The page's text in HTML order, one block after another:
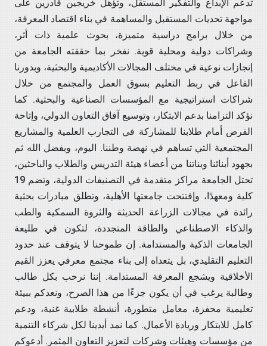
تدعم الإبداع والتفكير المستقل، وتؤهل خريجين قادرين على
مواجهة تحديات المستقبل والمساهمة في بناء اقتصاد المعرفة،
من خلال برامج دراسية متميزة، بحوث علمية ذات أثر،
وشراكات دولية ومحلية قوية. نفخر بما حققته الجامعة من
إنجازات نوعية في مختلف المجالات الأكاديمية والبحثية، وبدورنا
الفاعل في ربط التعليم بسوق العمل والمجتمع من خلال
شراكات استراتيجية مع المؤسسات الصناعية والبحثية. كما
نؤكد التزامنا بدعم الابتكار، وتوسيع آفاق التعاون الدولي، وإتاحة
الفرص أمام طلابنا للمشاركة في التجارب العلمية والمشاريع
المجتمعية التي تساهم في نهضة وطننا. اليوم، وبفضل الله ثم
بجهود أبنائنا وبناتنا من أعضاء هيئة التدريس والطلاب والباحثين،
تحتل الجامعة مراكز متقدمة في التصنيفات الدولية، وتضم 19
كلية ومعهدًا، وإفتتحت جامعتها الأهلية، وتطلق مبادرات بحثية
رائدة في مجالات الزراعة الحديثة والثروة السمكية والطب
والذكاء الاصطناعي والطاقة المتجددة، لتكون في طليعة
الجامعات الذكية والمستدامة. إن طموحنا لا يتوقف عند حدود
التعليم التقليدي، بل يتعداه إلى بناء مجتمع معرفي يعزز القيم
الأخلاقية ويشجع المعرفة المستدامة. إننا نرحب بكل طالب
وطالبة يرغب في أن يكون جزءًا من هذا الصرح، ونعدكم ببيئة
تعليمية محفزة، معامل متطورة، أنشطة طلابية غنية، ودعم
كامل للابتكار وريادة الأعمال. كما نمد أيدينا لكل شركاء التنمية
من مؤسسات وهيئات وشركات لتعزيز التعاون المثمر. أدعوكم